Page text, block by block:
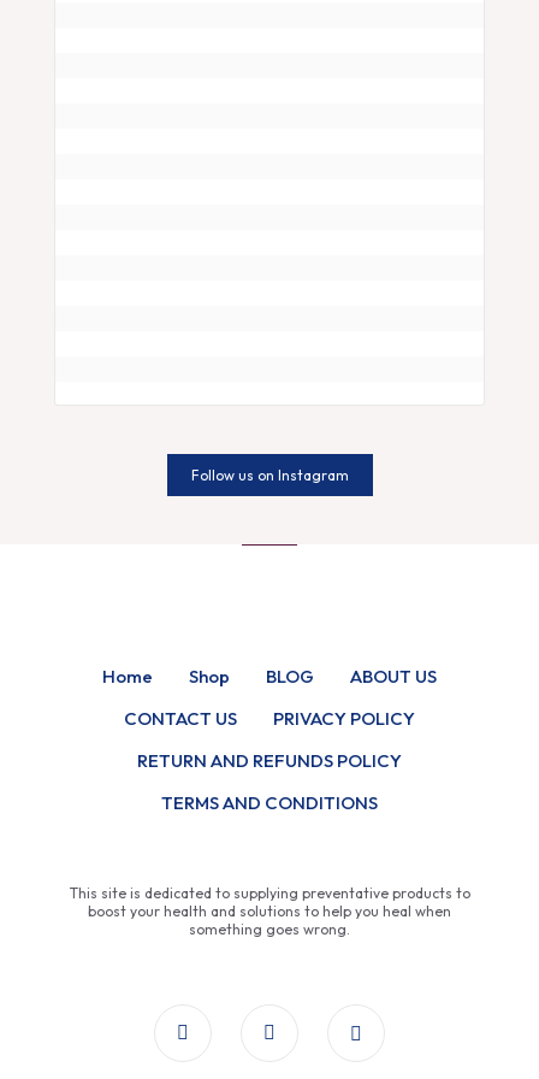
Follow us on Instagram
Home Shop BLOG
ABOUT US
CONTACT US
PRIVACY POLICY
RETURN AND REFUNDS POLICY
TERMS AND CONDITIONS
This site is dedicated to supplying preventative products to
boost your health and solutions to help you heal when
something goes wrong.